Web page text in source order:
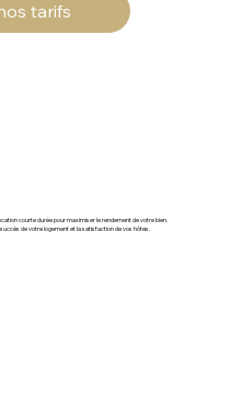
tarifs
courte durée pour maximiser le rendement de votre bien.
de votre logement et la satisfaction de vos hôtes.